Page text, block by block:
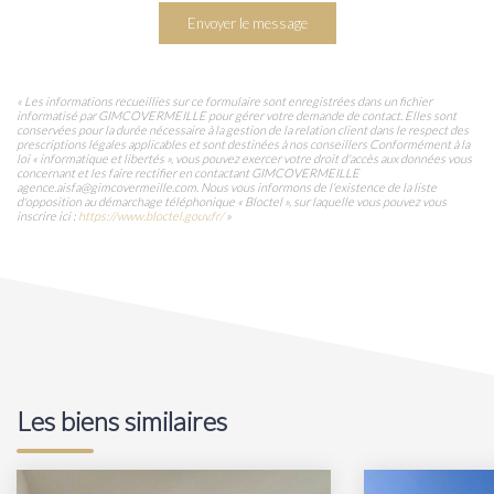
Envoyer le message
« Les informations recueillies sur ce formulaire sont enregistrées dans un fichier
informatisé par GIMCOVERMEILLE pour gérer votre demande de contact. Elles sont
conservées pour la durée nécessaire à la gestion de la relation client dans le respect des
prescriptions légales applicables et sont destinées à nos conseillers Conformément à la
loi « informatique et libertés », vous pouvez exercer votre droit d'accès aux données vous
concernant et les faire rectifier en contactant GIMCOVERMEILLE
agence.aisfa@gimcovermeille.com. Nous vous informons de l'existence de la liste
d'opposition au démarchage téléphonique « Bloctel », sur laquelle vous pouvez vous
inscrire ici : https://www.bloctel.gouv.fr/»
Les biens similaires